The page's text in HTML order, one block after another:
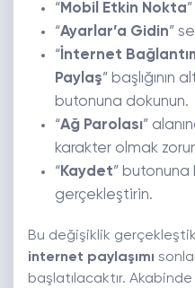
“Mobil Etkin Nokta
“Ayarlar’a Gidin”
“ İnternet
Paylaş” başlığının
butonuna dokunun.
“Ağ Parolası”
karakter olmak
“Kaydet”
gerçekleştirin.
Bu değişiklik
internet paylaşımı
başlatılacaktır.